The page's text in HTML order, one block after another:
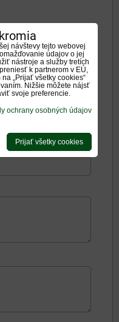
prvý!
návštevy tejto webovej
údajov o jej
nástroje a služby tretích
k partnerom v EÚ,
„Prijať všetky cookies“
Nižšie môžete nájsť
svoje preferencie.
ochrany osobných údajov
Prijať všetky cookies